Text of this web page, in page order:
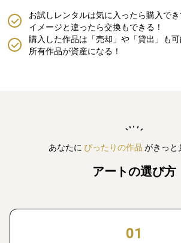
購入した作品は「売却」や「貸出」も可
所有作品が資産になる！
お試しレンタルは気に入ったら購入でき
イメージと違ったら交換もできる！
あなたに ぴったりの作品 がきっと
アートの選び方
01